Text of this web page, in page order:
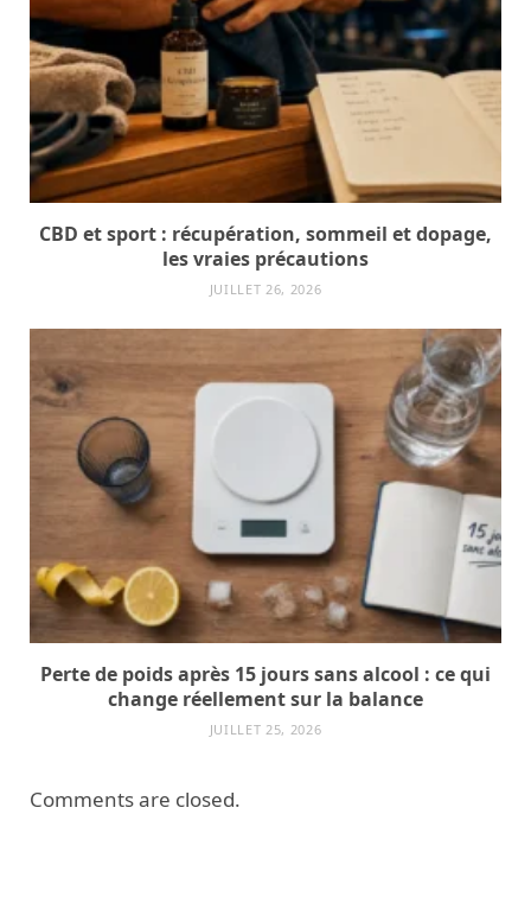
CBD et sport : récupération, sommeil et dopage,
les vraies précautions
JUILLET 26, 2026
Perte de poids après 15 jours sans alcool : ce qui
change réellement sur la balance
JUILLET 25, 2026
Comments are closed.